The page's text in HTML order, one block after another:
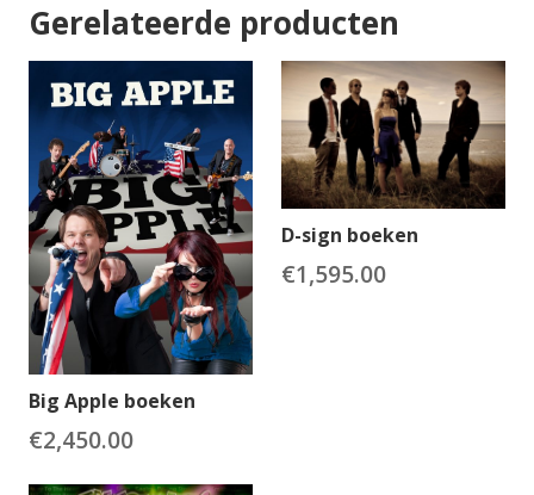
Gerelateerde producten
Big Apple boeken
€2,450.00
D-sign boeken
€1,595.00